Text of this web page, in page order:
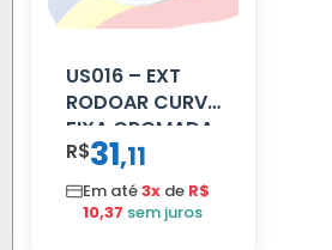
US016 – EXT
RODOAR CURVA
FIXA CROMADA
R$31,11
Em até3x de R$
10,37 sem juros